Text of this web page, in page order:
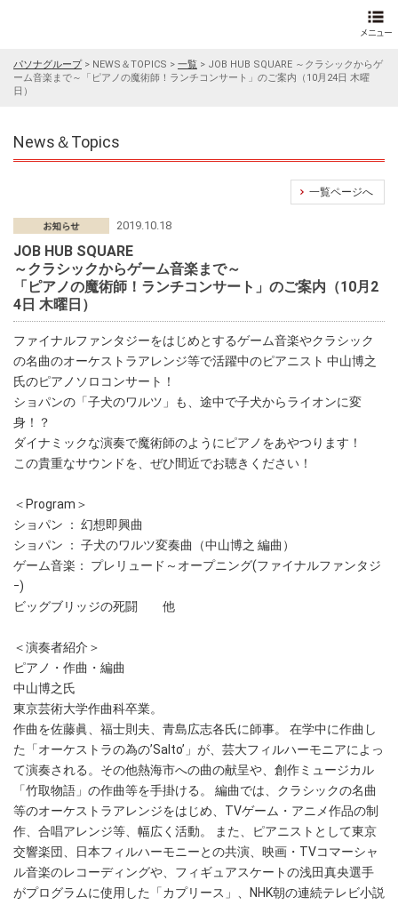
パソナグループ> NEWS＆TOPICS > 一覧 > JOB HUB SQUARE ～クラシックからゲ
ーム音楽まで～「ピアノの魔術師！ランチコンサート」のご案内（10月24日 木曜
日）
News＆Topics
一覧ページへ
2019.10.18
JOB HUB SQUARE
～クラシックからゲーム音楽まで～
「ピアノの魔術師！ランチコンサート」のご案内（10月2
4日 木曜日）
ファイナルファンタジーをはじめとするゲーム音楽やクラシック
の名曲のオーケストラアレンジ等で活躍中のピアニスト 中山博之
氏のピアノソロコンサート！
ショパンの「子犬のワルツ」も、途中で子犬からライオンに変
身！？
ダイナミックな演奏で魔術師のようにピアノをあやつります！
この貴重なサウンドを、ぜひ間近でお聴きください！
＜Program＞
ショパン ： 幻想即興曲
ショパン ： 子犬のワルツ変奏曲（中山博之 編曲）
ゲーム音楽： プレリュード～オープニング(ファイナルファンタジ
ｰ)
ビッグブリッジの死闘 他
＜演奏者紹介＞
ピアノ・作曲・編曲
中山博之氏
東京芸術大学作曲科卒業。
作曲を佐藤眞、福士則夫、青島広志各氏に師事。 在学中に作曲し
た「オーケストラの為の’Salto’」が、芸大フィルハーモニアによっ
て演奏される。その他熱海市への曲の献呈や、創作ミュージカル
「竹取物語」の作曲等を手掛ける。 編曲では、クラシックの名曲
等のオーケストラアレンジをはじめ、TVゲーム・アニメ作品の制
作、合唱アレンジ等、幅広く活動。 また、ピアニストとして東京
交響楽団、日本フィルハーモニーとの共演、映画・TVコマーシャ
ル音楽のレコーディングや、フィギュアスケートの浅田真央選手
がプログラムに使用した「カプリース」、NHK朝の連続テレビ小説